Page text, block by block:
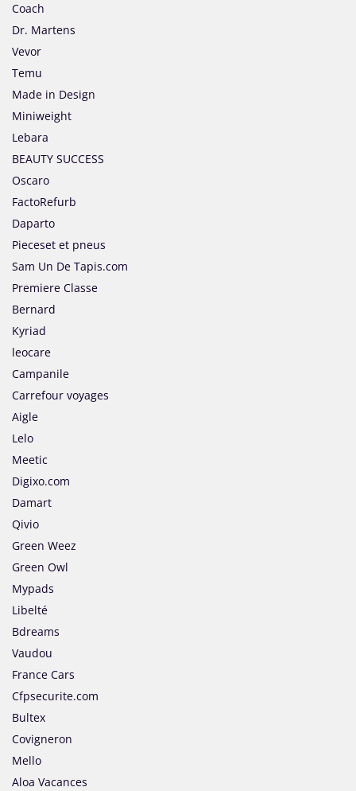
Coach
Dr. Martens
Vevor
Temu
Made in Design
Miniweight
Lebara
BEAUTY SUCCESS
Oscaro
FactoRefurb
Daparto
Pieceset et pneus
Sam Un De Tapis.com
Premiere Classe
Bernard
Kyriad
leocare
Campanile
Carrefour voyages
Aigle
Lelo
Meetic
Digixo.com
Damart
Qivio
Green Weez
Green Owl
Mypads
Libelté
Bdreams
Vaudou
France Cars
Cfpsecurite.com
Bultex
Covigneron
Mello
Aloa Vacances